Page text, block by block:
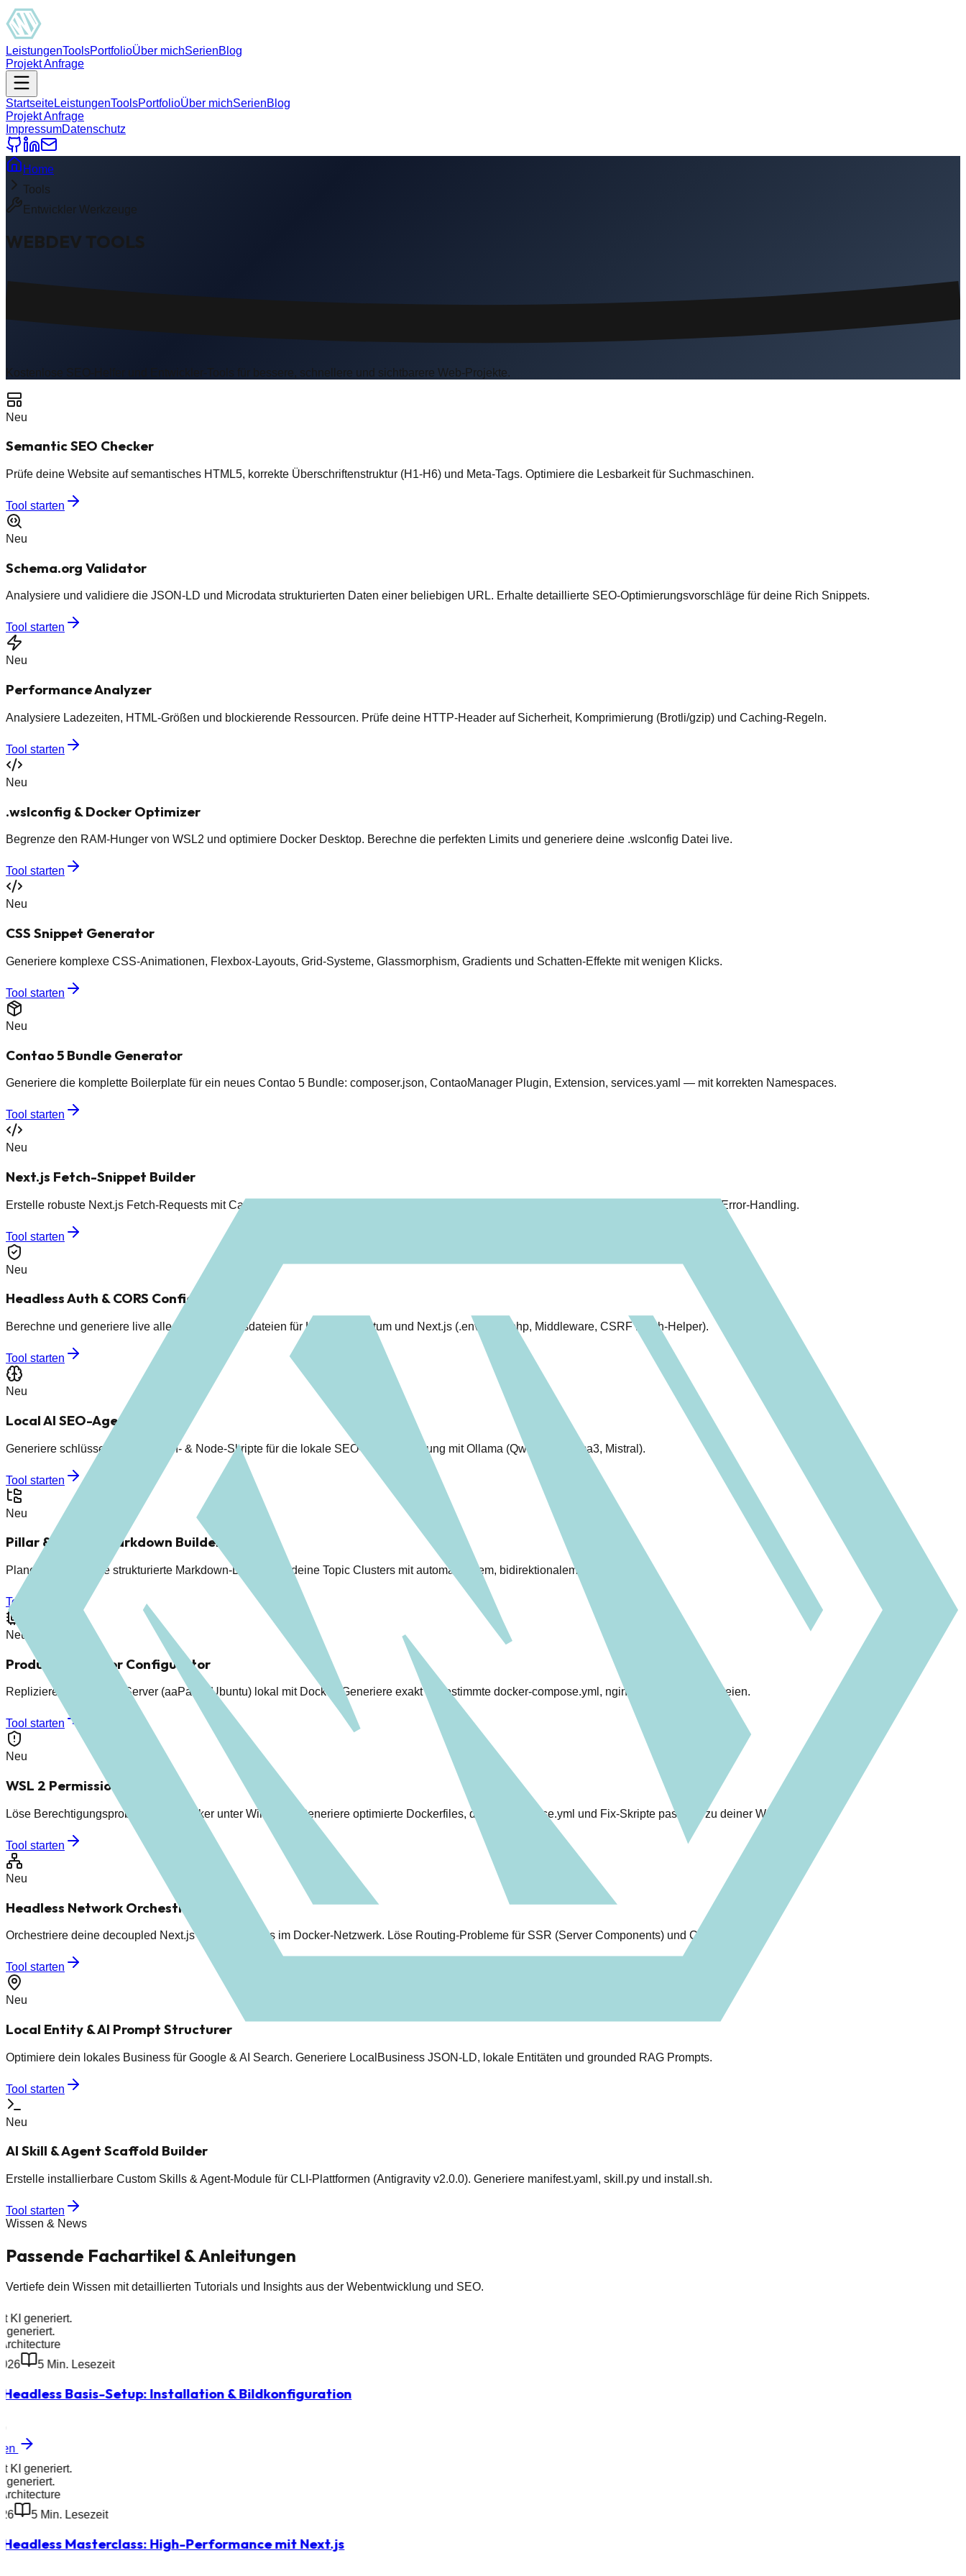
LeistungenToolsPortfolioÜber michSerienBlog
Projekt Anfrage
StartseiteLeistungenToolsPortfolioÜber michSerienBlog
Projekt Anfrage
ImpressumDatenschutz
Home
Tools
Entwickler Werkzeuge
WEBDEV TOOLS
Kostenlose SEO-Helfer und Entwickler-Tools für bessere, schnellere und sichtbarere Web-Projekte.
Neu
Semantic SEO Checker
Prüfe deine Website auf semantisches HTML5, korrekte Überschriftenstruktur (H1-H6) und Meta-Tags. Optimiere die Lesbarkeit für Suchmaschinen.
Tool starten
Neu
Schema.org Validator
Analysiere und validiere die JSON-LD und Microdata strukturierten Daten einer beliebigen URL. Erhalte detaillierte SEO-Optimierungsvorschläge für deine Rich Snippets.
Tool starten
Neu
Performance Analyzer
Analysiere Ladezeiten, HTML-Größen und blockierende Ressourcen. Prüfe deine HTTP-Header auf Sicherheit, Komprimierung (Brotli/gzip) und Caching-Regeln.
Tool starten
Neu
.wslconfig & Docker Optimizer
Begrenze den RAM-Hunger von WSL2 und optimiere Docker Desktop. Berechne die perfekten Limits und generiere deine .wslconfig Datei live.
Tool starten
Neu
CSS Snippet Generator
Generiere komplexe CSS-Animationen, Flexbox-Layouts, Grid-Systeme, Glassmorphism, Gradients und Schatten-Effekte mit wenigen Klicks.
Tool starten
Neu
Contao 5 Bundle Generator
Generiere die komplette Boilerplate für ein neues Contao 5 Bundle: composer.json, ContaoManager Plugin, Extension, services.yaml — mit korrekten Namespaces.
Tool starten
Neu
Next.js Fetch-Snippet Builder
Erstelle robuste Next.js Fetch-Requests mit Cache-Optionen, time-based/tag-based Revalidation, Auth-Handshake und sicherem TypeScript-Error-Handling.
Tool starten
Neu
Headless Auth & CORS Configurator
Berechne und generiere live alle Konfigurationsdateien für Laravel Sanctum und Next.js (.env, cors.php, Middleware, CSRF Fetch-Helper).
Tool starten
Neu
Local AI SEO-Agent Scaffold
Generiere schlüsselfertige Python- & Node-Skripte für die lokale SEO-Automatisierung mit Ollama (Qwen2.5, Llama3, Mistral).
Tool starten
Neu
Pillar & Cluster Markdown Builder
Plane und generiere strukturierte Markdown-Dateien für deine Topic Clusters mit automatischem, bidirektionalem Linkaufbau.
Tool starten
Neu
Production-Mirror Configurator
Repliziere deinen Live-Server (aaPanel/Ubuntu) lokal mit Docker. Generiere exakt abgestimmte docker-compose.yml, nginx.conf und .env Dateien.
Tool starten
Neu
WSL 2 Permission Fixer
Löse Berechtigungsprobleme bei Docker unter Windows. Generiere optimierte Dockerfiles, docker-compose.yml und Fix-Skripte passend zu deiner WSL User-ID.
Tool starten
Neu
Headless Network Orchestrator
Orchestriere deine decoupled Next.js & Laravel Apps im Docker-Netzwerk. Löse Routing-Probleme für SSR (Server Components) und Clients.
Tool starten
Neu
Local Entity & AI Prompt Structurer
Optimiere dein lokales Business für Google & AI Search. Generiere LocalBusiness JSON-LD, lokale Entitäten und grounded RAG Prompts.
Tool starten
Neu
AI Skill & Agent Scaffold Builder
Erstelle installierbare Custom Skills & Agent-Module für CLI-Plattformen (Antigravity v2.0.0). Generiere manifest.yaml, skill.py und install.sh.
Tool starten
Wissen & News
Passende Fachartikel & Anleitungen
Vertiefe dein Wissen mit detaillierten Tutorials und Insights aus der Webentwicklung und SEO.
KI generiert.
generiert.
5 Min. Lesezeit
Basis-Setup: Installation & Bildkonfiguration
KI generiert.
generiert.
5 Min. Lesezeit
Masterclass: High-Performance mit Next.js